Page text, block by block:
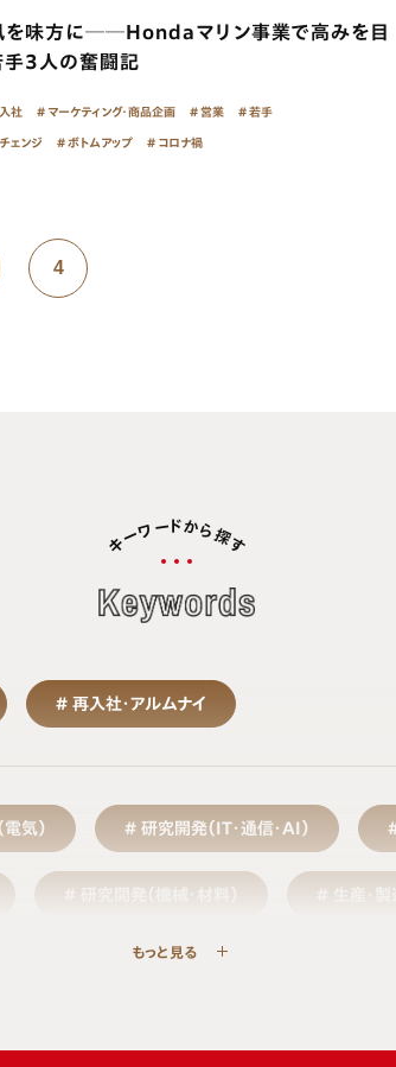
を味方に──Hondaマリン事業で高みを目
手3人の奮闘記
社 マーケティング・商品企画 営業 若手
ェンジ ボトムアップ コロナ禍
4
キーワ ー ドから探す
再入社・アルムナイ
気） 研究開発（IT・通信・AI）
研究開発（機械・材料） 生産・製
事業企画・経営企画
もっと見る